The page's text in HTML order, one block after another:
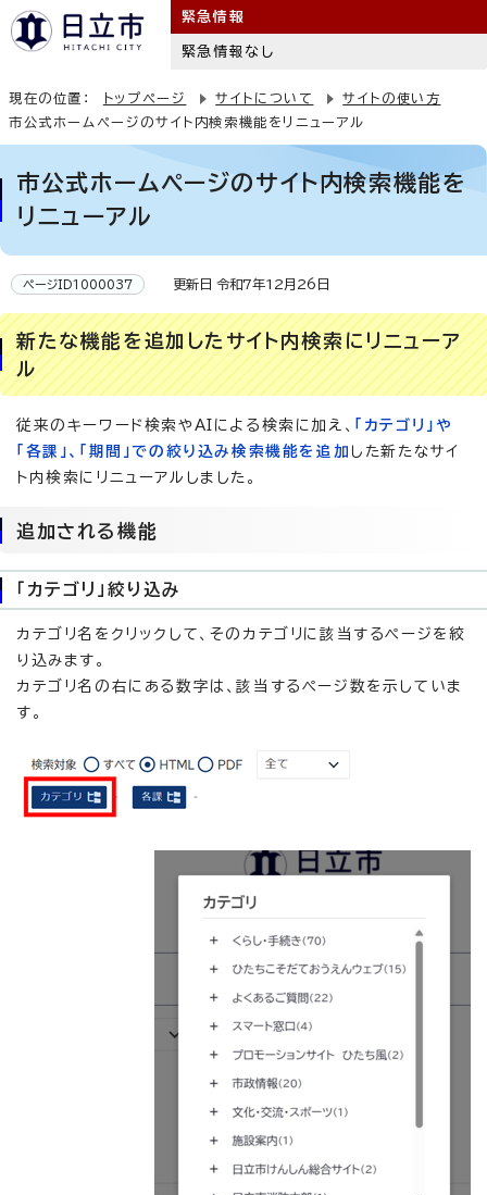
緊急情報
緊急情報なし
現在の位置： トップページ サイトについて
サイトの使い方
市公式ホームページのサイト内検索機能をリニューアル
市公式ホームページのサイト内検索機能を
リニューアル
ページID1000037 更新日 令和7年12月26日
新たな機能を追加したサイト内検索にリニューア
ル
従来のキーワード検索やAIによる検索に加え、 「カテゴリ」や
「各課」、「期間」での絞り込み検索機能を追加 した新たなサイ
ト内検索にリニューアルしました。
追加される機能
「カテゴリ」絞り込み
カテゴリ名をクリックして、そのカテゴリに該当するページを絞
り込みます。
カテゴリ名の右にある数字は、該当するページ数を示していま
す。